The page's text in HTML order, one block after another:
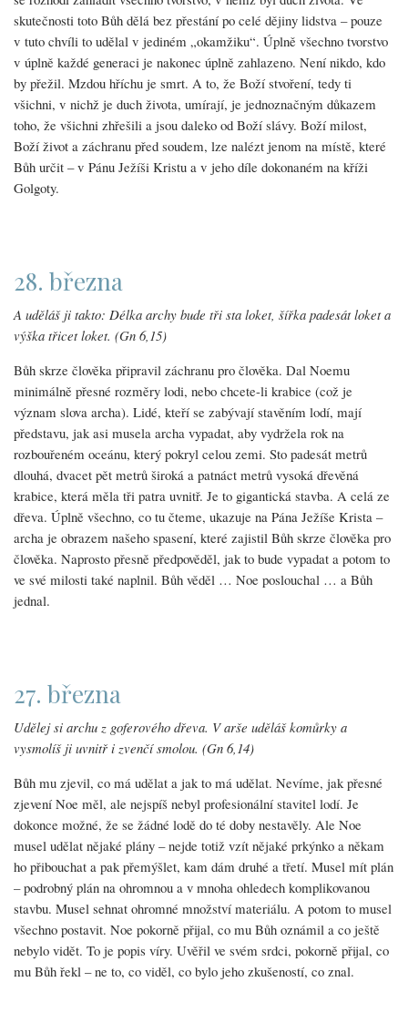
skutečnosti toto Bůh dělá bez přestání po celé dějiny lidstva – pouze
v tuto chvíli to udělal v jediném „okamžiku“. Úplně všechno tvorstvo
v úplně každé generaci je nakonec úplně zahlazeno. Není nikdo, kdo
by přežil. Mzdou hříchu je smrt. A to, že Boží stvoření, tedy ti
všichni, v nichž je duch života, umírají, je jednoznačným důkazem
toho, že všichni zhřešili a jsou daleko od Boží slávy. Boží milost,
Boží život a záchranu před soudem, lze nalézt jenom na místě, které
Bůh určit – v Pánu Ježíši Kristu a v jeho díle dokonaném na kříži
Golgoty.
28. března
A uděláš ji takto: Délka archy bude tři sta loket, šířka padesát loket a
výška třicet loket. (Gn 6,15)
Bůh skrze člověka připravil záchranu pro člověka. Dal Noemu
minimálně přesné rozměry lodi, nebo chcete-li krabice (což je
význam slova archa). Lidé, kteří se zabývají stavěním lodí, mají
představu, jak asi musela archa vypadat, aby vydržela rok na
rozbouřeném oceánu, který pokryl celou zemi. Sto padesát metrů
dlouhá, dvacet pět metrů široká a patnáct metrů vysoká dřevěná
krabice, která měla tři patra uvnitř. Je to gigantická stavba. A celá ze
dřeva. Úplně všechno, co tu čteme, ukazuje na Pána Ježíše Krista –
archa je obrazem našeho spasení, které zajistil Bůh skrze člověka pro
člověka. Naprosto přesně předpověděl, jak to bude vypadat a potom to
ve své milosti také naplnil. Bůh věděl … Noe poslouchal … a Bůh
jednal.
27. března
Udělej si archu z goferového dřeva. V arše uděláš komůrky a
vysmolíš ji uvnitř i zvenčí smolou. (Gn 6,14)
Bůh mu zjevil, co má udělat a jak to má udělat. Nevíme, jak přesné
zjevení Noe měl, ale nejspíš nebyl profesionální stavitel lodí. Je
dokonce možné, že se žádné lodě do té doby nestavěly. Ale Noe
musel udělat nějaké plány – nejde totiž vzít nějaké prkýnko a někam
ho přibouchat a pak přemýšlet, kam dám druhé a třetí. Musel mít plán
– podrobný plán na ohromnou a v mnoha ohledech komplikovanou
stavbu. Musel sehnat ohromné množství materiálu. A potom to musel
všechno postavit. Noe pokorně přijal, co mu Bůh oznámil a co ještě
nebylo vidět. To je popis víry. Uvěřil ve svém srdci, pokorně přijal, co
mu Bůh řekl – ne to, co viděl, co bylo jeho zkušeností, co znal.